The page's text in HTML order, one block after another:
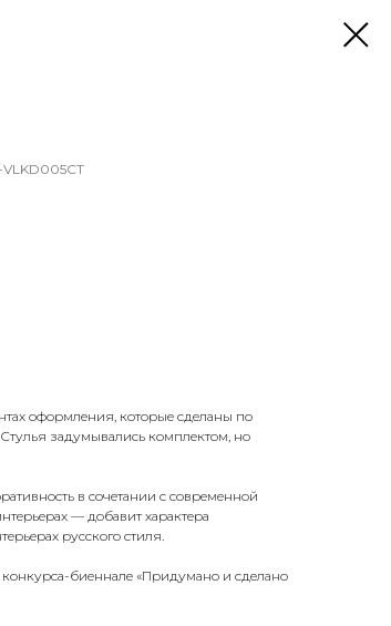
оформления, которые сделаны по
задумывались комплектом, но
в сочетании с современной
— добавит характера
русского стиля.
биеннале «Придумано и сделано